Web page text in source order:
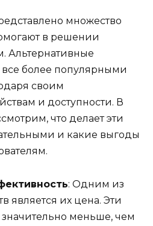
множество
в решении
Альтернативные
все более популярными
своим
и доступности. В
что делает эти
и какие выгоды
: Одним из
является их цена. Эти
значительно меньше, чем